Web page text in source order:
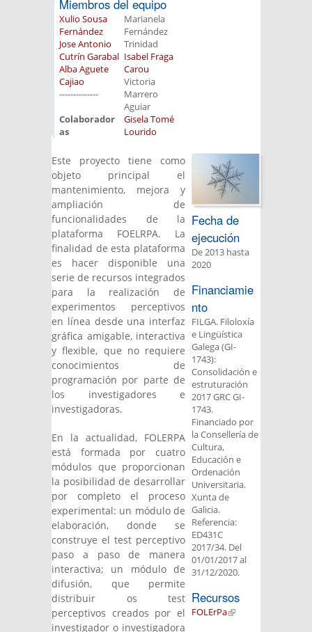
Miembros del equipo
Xulio Sousa
Fernández
Jose Antonio
Cutrín Garabal
Alba Aguete
Cajiao
--------------
Colaborador
as
Marianela
Fernández
Trinidad
Isabel Fraga
Carou
Victoria
Marrero
Aguiar
Gisela Tomé
Lourido
Este proyecto tiene como
objeto principal el
mantenimiento, mejora y
ampliación de
funcionalidades de la
plataforma FOELRPA. La
finalidad de esta plataforma
es hacer disponible una
serie de recursos integrados
para la realización de
experimentos perceptivos
en línea desde una interfaz
gráfica amigable, interactiva
y flexible, que no requiere
conocimientos de
programación por parte de
los investigadores e
investigadoras.
En la actualidad, FOLERPA
está formada por cuatro
módulos que proporcionan
la posibilidad de desarrollar
por completo el proceso
experimental: un módulo de
elaboración, donde se
construye el test perceptivo
paso a paso de manera
interactiva; un módulo de
difusión, que permite
distribuir os test
perceptivos creados por el
investigador o investigadora
Fecha de
ejecución
De2013 hasta
2020
Financiamie
nto
FILGA. Filoloxía
e Lingüística
Galega (GI-
1743):
Consolidación e
estruturación
2017 GRC GI-
1743.
Financiado por
la Consellería de
Cultura,
Educación e
Ordenación
Universitaria.
Xunta de
Galicia.
Referencia:
ED431C
2017/34. Del
01/01/2017 al
31/12/2020.
Recursos
FOLErPa(link is